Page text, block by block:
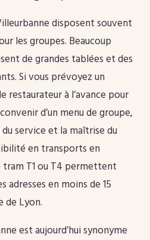
disposent souvent
les groupes. Beaucoup
de grandes tablées et des
Si vous prévoyez un
à l’avance pour
d’un menu de groupe,
service et la maîtrise du
en transports en
T1 ou T4 permettent
adresses en moins de 15
de Lyon.
est aujourd’hui synonyme